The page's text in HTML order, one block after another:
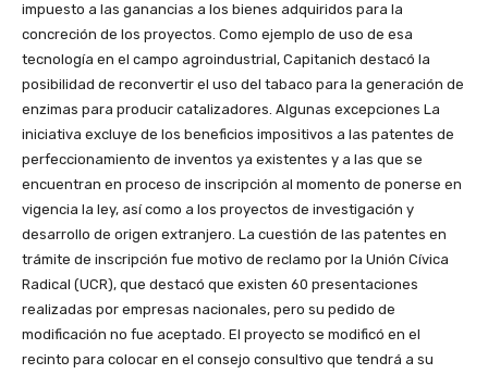
impuesto a las ganancias a los bienes adquiridos para la
concreción de los proyectos. Como ejemplo de uso de esa
tecnología en el campo agroindustrial, Capitanich destacó la
posibilidad de reconvertir el uso del tabaco para la generación de
enzimas para producir catalizadores. Algunas excepciones La
iniciativa excluye de los beneficios impositivos a las patentes de
perfeccionamiento de inventos ya existentes y a las que se
encuentran en proceso de inscripción al momento de ponerse en
vigencia la ley, así como a los proyectos de investigación y
desarrollo de origen extranjero. La cuestión de las patentes en
trámite de inscripción fue motivo de reclamo por la Unión Cívica
Radical (UCR), que destacó que existen 60 presentaciones
realizadas por empresas nacionales, pero su pedido de
modificación no fue aceptado. El proyecto se modificó en el
recinto para colocar en el consejo consultivo que tendrá a su